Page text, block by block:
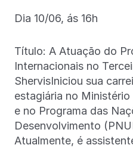
Dia 10/06, ás 16h
Título: A Atuação do
Internacionais no
ShervisIniciou sua
estagiária no
e no Programa das
Desenvolvimento
Atualmente, é